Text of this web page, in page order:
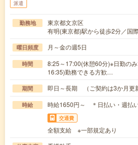
派遣
勤務地
東京都文京区
有明(東京都)駅から徒歩2分／国
曜日頻度 月～金の週5日
時間
8:25～17:00(休憩60分)※日勤の
16:35)勤務できる方歓…
期間 即日～長期 （ご契約は3か月更
時給 時給1650円～ ＊日払い・週払
交通費
全額支給 ※一部規定あり